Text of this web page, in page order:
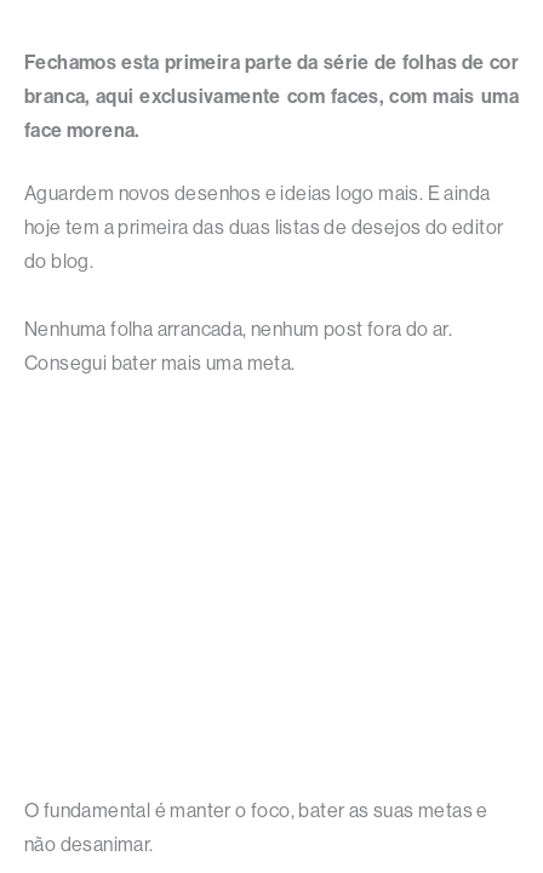
Fechamos esta primeira parte da série de folhas de cor
branca, aqui exclusivamente com faces, com mais uma
face morena.
Aguardem novos desenhos e ideias logo mais. E ainda
hoje tem a primeira das duas listas de desejos do editor
do blog.
Nenhuma folha arrancada, nenhum post fora do ar.
Consegui bater mais uma meta.
O fundamental é manter o foco, bater as suas metas e
não desanimar.